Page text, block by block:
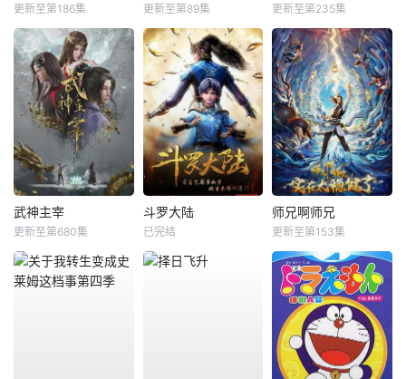
更新至第186集 更新至第89集 更新至第235集
武神主宰
更新至第680集
斗罗大陆
已完结
师兄啊师兄
更新至第153集